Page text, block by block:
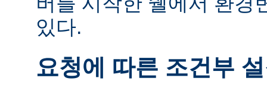
있다.
요청에 따른 조건부